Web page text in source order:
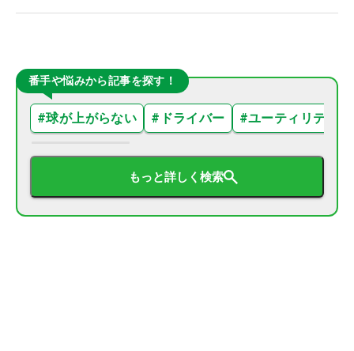
番手や悩みから記事を探す！
#球が上がらない # ドライバー #ユーティリティ
もっと詳しく検索